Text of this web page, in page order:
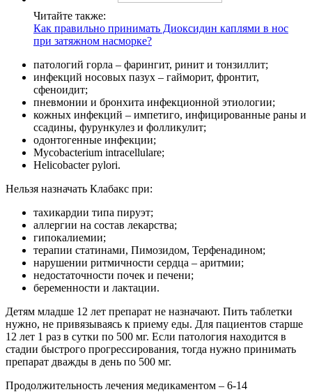
Читайте также:
Как правильно принимать Диоксидин каплями в нос
при затяжном насморке?
патологий горла – фарингит, ринит и тонзиллит;
инфекций носовых пазух – гайморит, фронтит,
сфеноидит;
пневмонии и бронхита инфекционной этиологии;
кожных инфекций – импетиго, инфицированные раны и
ссадины, фурункулез и фолликулит;
одонтогенные инфекции;
Mycobacterium intracellulare;
Helicobacter pylori.
Нельзя назначать Клабакс при:
тахикардии типа пируэт;
аллергии на состав лекарства;
гипокалиемии;
терапии статинами, Пимозидом, Терфенадином;
нарушении ритмичности сердца – аритмии;
недостаточности почек и печени;
беременности и лактации.
Детям младше 12 лет препарат не назначают. Пить таблетки
нужно, не привязываясь к приему еды. Для пациентов старше
12 лет 1 раз в сутки по 500 мг. Если патология находится в
стадии быстрого прогрессирования, тогда нужно принимать
препарат дважды в день по 500 мг.
Продолжительность лечения медикаментом – 6-14